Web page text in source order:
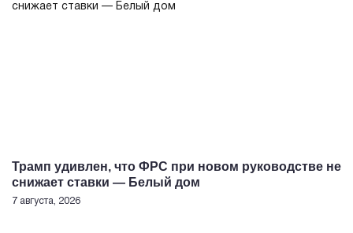
Трамп удивлен, что ФРС при новом руководстве не
снижает ставки — Белый дом
7 августа, 2026